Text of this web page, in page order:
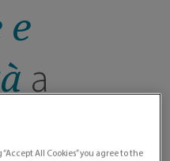
e
a
All Cookies” you agree to the